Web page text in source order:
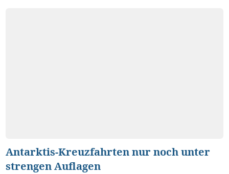
Antarktis-Kreuzfahrten nur noch unter
strengen Auflagen